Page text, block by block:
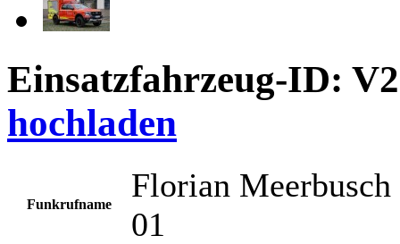
Einsatzfahrzeug-ID:
hochladen
Funkrufname
Florian
01